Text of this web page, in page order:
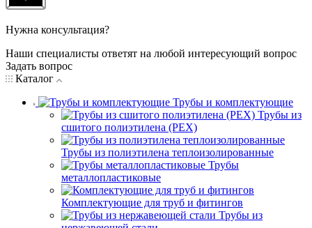
Нужна консультация?
Наши специалисты ответят на любой интересующий вопрос
Задать вопрос
Каталог
Трубы и комплектующие
Трубы из
сшитого полиэтилена (PEX)
Трубы из полиэтилена теплоизолированные
Трубы
металлопластиковые
Комплектующие для труб и фитингов
Трубы из